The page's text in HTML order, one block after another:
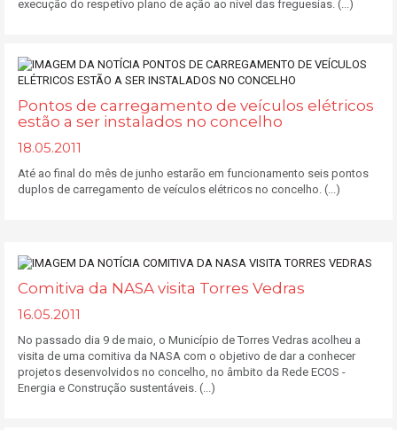
execução do respetivo plano de ação ao nível das freguesias. (...)
Pontos de carregamento de veículos elétricos
estão a ser instalados no concelho
18.05.2011
Até ao final do mês de junho estarão em funcionamento seis pontos
duplos de carregamento de veículos elétricos no concelho. (...)
Comitiva da NASA visita Torres Vedras
16.05.2011
No passado dia 9 de maio, o Município de Torres Vedras acolheu a
visita de uma comitiva da NASA com o objetivo de dar a conhecer
projetos desenvolvidos no concelho, no âmbito da Rede ECOS -
Energia e Construção sustentáveis. (...)